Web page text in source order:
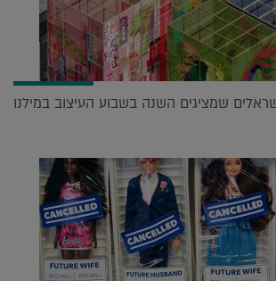
שמציגים השנה בשבוע העיצוב במילנו